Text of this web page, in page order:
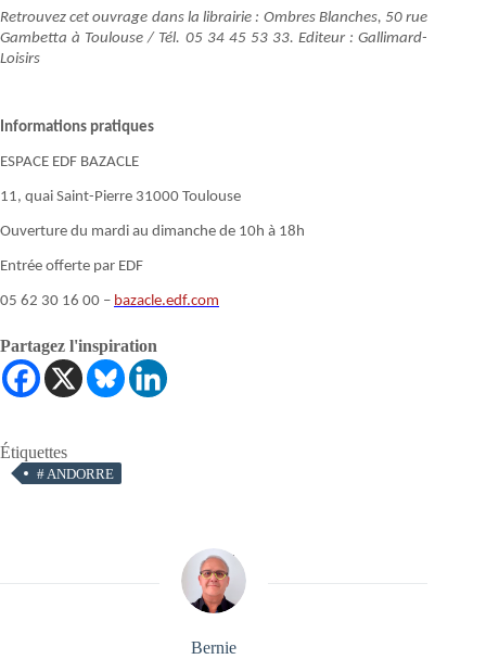
Retrouvez cet ouvrage dans la librairie : Ombres Blanches, 50 rue
Gambetta à Toulouse / Tél. 05 34 45 53 33. Editeur : Gallimard-
Loisirs
Informations pratiques
ESPACE EDF BAZACLE
11, quai Saint-Pierre 31000 Toulouse
Ouverture du mardi au dimanche de 10h à 18h
Entrée offerte par EDF
05 62 30 16 00 – bazacle.edf.com
Partagez l'inspiration
Étiquettes
# ANDORRE
Bernie